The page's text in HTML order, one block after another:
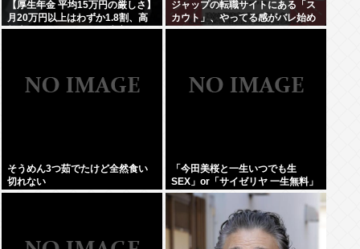
【厚生年金 平均15万円の厳しさ】
月20万円以上はわずか1.8割、高
齢夫婦は毎月4.2万円の赤字に
ジャップの転職サイトにある「ス
カウト」、やってる感がバレ始め
るwww
そうめん3つ茹でたけど全然食い
切れない
「今田美桜と一生いつでも生
SEX」or「サイゼリヤ 一生無料」
www